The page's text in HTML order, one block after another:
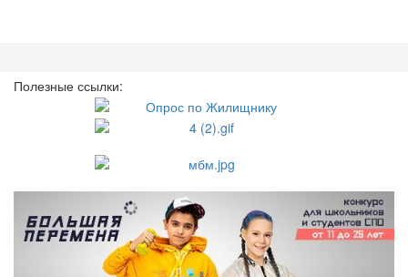
Полезные ссылки: